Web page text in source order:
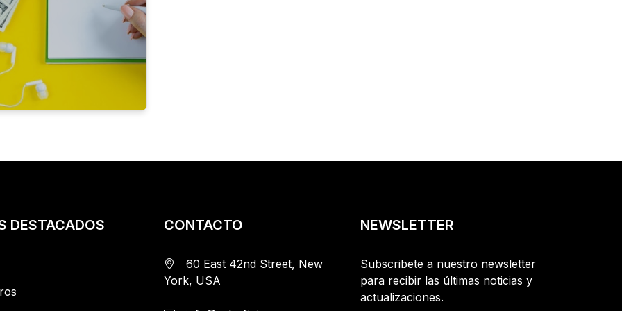
DESTACADOS CONTACTO
60 East 42nd Street, New
York, USA
NEWSLETTER
Subscribete a nuestro newsletter
para recibir las últimas noticias y
actualizaciones.